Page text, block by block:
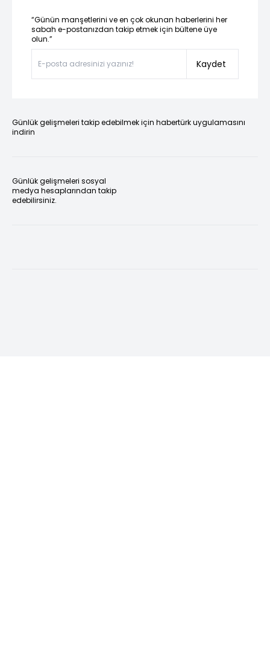
“Günün manşetlerini ve en çok okunan haberlerini her
sabah e-postanızdan takip etmek için bültene üye
olun.”
Kaydet
Günlük gelişmeleri takip edebilmek için habertürk uygulamasını
indirin
Günlük gelişmeleri sosyal
medya hesaplarından takip
edebilirsiniz.